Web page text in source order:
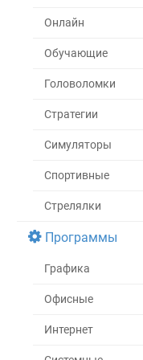
Онлайн
Обучающие
Головоломки
Стратегии
Симуляторы
Спортивные
Стрелялки
Программы
Графика
Офисные
Интернет